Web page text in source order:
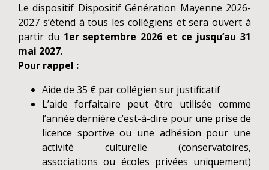
Le dispositif Dispositif Génération Mayenne 2026-
2027 s’étend à tous les collégiens et sera ouvert à
partir du 1er septembre 2026 et ce jusqu’au 31
mai 2027.
Pour rappel :
Aide de 35 € par collégien sur justificatif
L’aide forfaitaire peut être utilisée comme
l’année dernière c’est-à-dire pour une prise de
licence sportive ou une adhésion pour une
activité culturelle (conservatoires,
associations ou écoles privées uniquement)